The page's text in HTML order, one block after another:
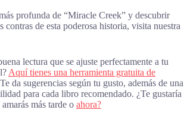
profunda de “Miracle Creek” y descubrir
contras de esta poderosa historia, visita nuestra
lectura que se ajuste perfectamente a tu
Aquí tienes una herramienta gratuita de
Te da sugerencias según tu gusto, además de una
para cada libro recomendado. ¿Te gustaría
más tarde o ahora?